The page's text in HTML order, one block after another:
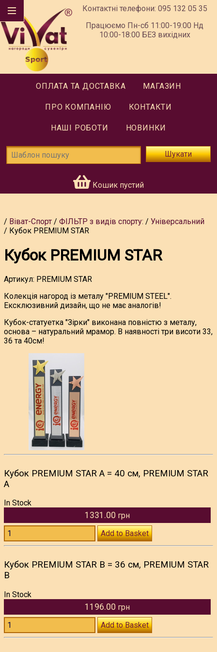
Контактні телефони: 095 132 05 35
Працюємо Пн-сб 11:00-19:00 Нд
10:00-18:00 БЕЗ вихідних
ОПЛАТА ТА ДОСТАВКА МАГАЗИН
ПРО КОМПАНІЮ КОНТАКТИ
НАШІ РОБОТИ НОВИНКИ
Шукати
Кошик пустий
Віват-Спорт ФІЛЬТР з видів спорту:
Універсальний
Кубок PREMIUM STAR
Кубок PREMIUM STAR
Артикул: PREMIUM STAR
Колекція нагород із металу "PREMIUM STEEL".
Ексклюзивний дизайн, що не має аналогів!
Кубок-статуетка "Зірки" виконана повністю з металу,
основа – натуральний мрамор. В наявності три висоти 33,
36 та 40см!
Кубок PREMIUM STAR A = 40 см, PREMIUM STAR
A
In Stock
1331.00 грн
Add to Basket
Кубок PREMIUM STAR B = 36 см, PREMIUM STAR
B
In Stock
1196.00 грн
Add to Basket